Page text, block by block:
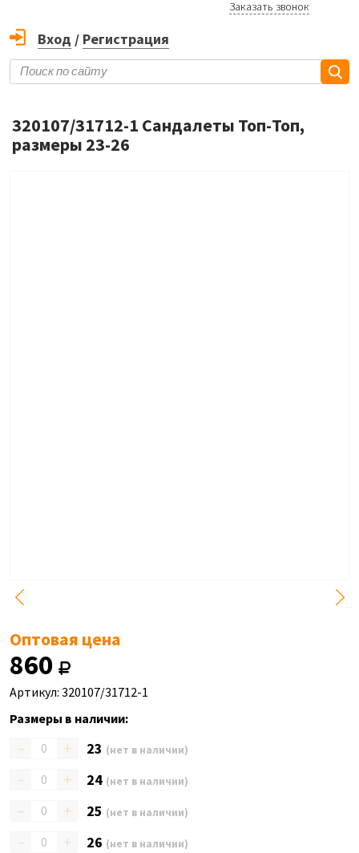
Заказать звонок
Вход / Регистрация
320107/31712-1 Сандалеты Топ-Топ,
размеры 23-26
Оптовая цена
860
Артикул: 320107/31712-1
Размеры в наличии:
– + 23 (нет в наличии)
– + 24 (нет в наличии)
– + 25 (нет в наличии)
– + 26 (нет в наличии)